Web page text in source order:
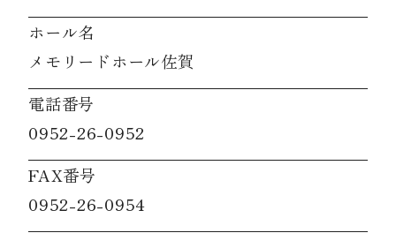
ホール名
メモリードホール佐賀
電話番号
0952-26-0952
FAX番号
0952-26-0954